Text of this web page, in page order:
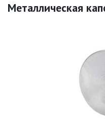
Металлическая